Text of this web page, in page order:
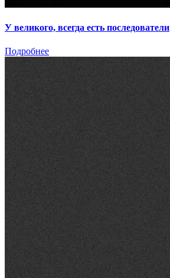
У великого, всегда есть последователи
Подробнее